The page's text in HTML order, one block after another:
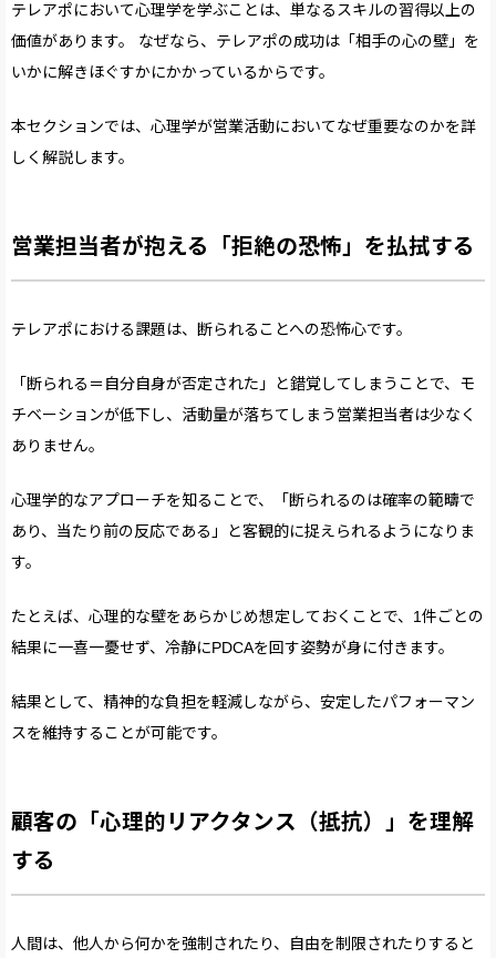
テレアポにおいて心理学を学ぶことは、単なるスキルの習得以上の
価値があります。 なぜなら、テレアポの成功は「相手の心の壁」を
いかに解きほぐすかにかかっているからです。
本セクションでは、心理学が営業活動においてなぜ重要なのかを詳
しく解説します。
営業担当者が抱える「拒絶の恐怖」を払拭する
テレアポにおける課題は、断られることへの恐怖心です。
「断られる＝自分自身が否定された」と錯覚してしまうことで、モ
チベーションが低下し、活動量が落ちてしまう営業担当者は少なく
ありません。
心理学的なアプローチを知ることで、「断られるのは確率の範疇で
あり、当たり前の反応である」と客観的に捉えられるようになりま
す。
たとえば、心理的な壁をあらかじめ想定しておくことで、1件ごとの
結果に一喜一憂せず、冷静にPDCAを回す姿勢が身に付きます。
結果として、精神的な負担を軽減しながら、安定したパフォーマン
スを維持することが可能です。
顧客の「心理的リアクタンス（抵抗）」を理解
する
人間は、他人から何かを強制されたり、自由を制限されたりすると